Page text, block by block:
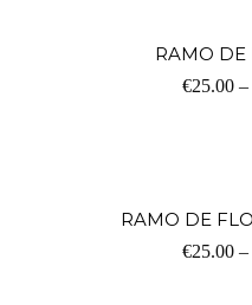
RAMO DE
€25.00–
RAMO DE
€25.00–